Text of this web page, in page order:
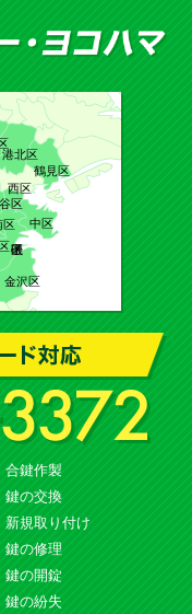
港北区
鶴見区
区
西区
区 中区
金沢区
合鍵作製
鍵の交換
新規取り付け
鍵の修理
鍵の開錠
鍵の紛失